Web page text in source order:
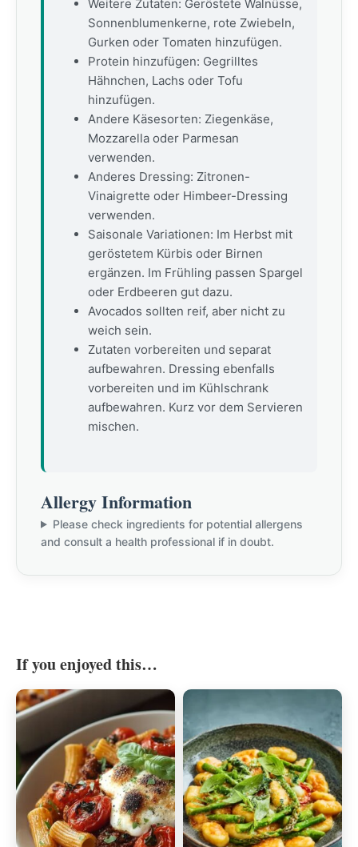
Weitere Zutaten: Geröstete Walnüsse,
Sonnenblumenkerne, rote Zwiebeln,
Gurken oder Tomaten hinzufügen.
Protein hinzufügen: Gegrilltes
Hähnchen, Lachs oder Tofu
hinzufügen.
Andere Käsesorten: Ziegenkäse,
Mozzarella oder Parmesan
verwenden.
Anderes Dressing: Zitronen-
Vinaigrette oder Himbeer-Dressing
verwenden.
Saisonale Variationen: Im Herbst mit
geröstetem Kürbis oder Birnen
ergänzen. Im Frühling passen Spargel
oder Erdbeeren gut dazu.
Avocados sollten reif, aber nicht zu
weich sein.
Zutaten vorbereiten und separat
aufbewahren. Dressing ebenfalls
vorbereiten und im Kühlschrank
aufbewahren. Kurz vor dem Servieren
mischen.
Allergy Information
Please check ingredients for potential allergens
and consult a health professional if in doubt.
If you enjoyed this…